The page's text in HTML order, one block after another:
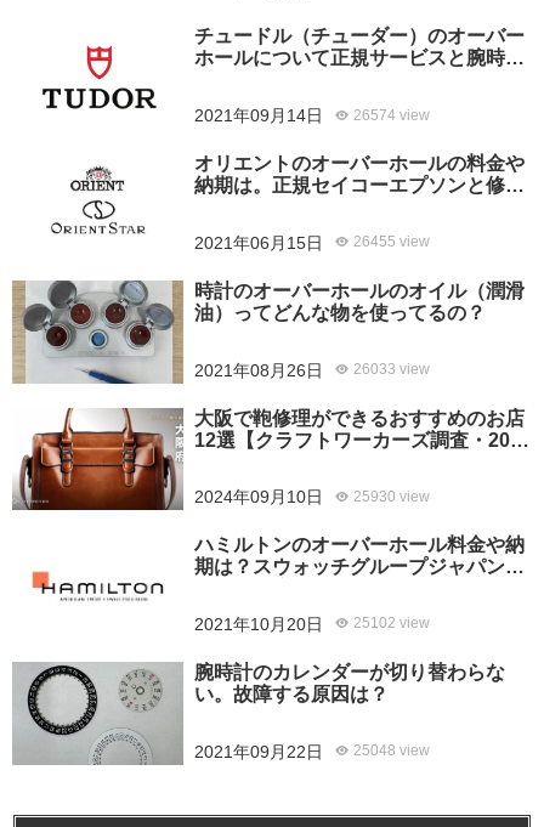
チュードル（チューダー）のオーバー
ホールについて正規サービスと腕時計
2021年09月14日 26574 view
オリエントのオーバーホールの料金や
納期は。正規セイコーエプソンと修理
2021年06月15日 26455 view
時計のオーバーホールのオイル（潤滑
油）ってどんな物を使ってるの？
2021年08月26日 26033 view
大阪で鞄修理ができるおすすめのお店
12選【クラフトワーカーズ調査・2026
2024年09月10日 25930 view
ハミルトンのオーバーホール料金や納
期は？スウォッチグループジャパンと
2021年10月20日 25102 view
腕時計のカレンダーが切り替わらな
い。故障する原因は？
2021年09月22日 25048 view